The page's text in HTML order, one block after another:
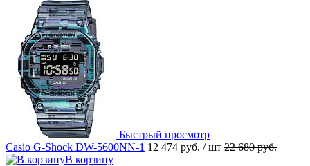
Быстрый просмотр
Casio G-Shock DW-5600NN-1 12 474 руб. / шт 22 680 руб.
В корзину